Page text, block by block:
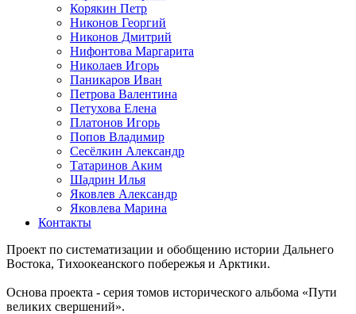
Корякин Петр
Никонов Георгий
Никонов Дмитрий
Нифонтова Маргарита
Николаев Игорь
Паникаров Иван
Петрова Валентина
Петухова Елена
Платонов Игорь
Попов Владимир
Сесёлкин Александр
Татаринов Аким
Шадрин Илья
Яковлев Александр
Яковлева Марина
Контакты
Проект по систематизации и обобщению истории Дальнего
Востока, Тихоокеанского побережья и Арктики.
Основа проекта - серия томов исторического альбома «Пути
великих свершений».